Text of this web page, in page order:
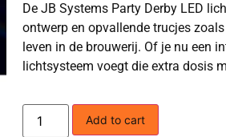
De JB Systems Party Derby LED
ontwerp en opvallende trucjes
leven in de brouwerij. Of je nu een
lichtsysteem voegt die extra dosis
Add to cart